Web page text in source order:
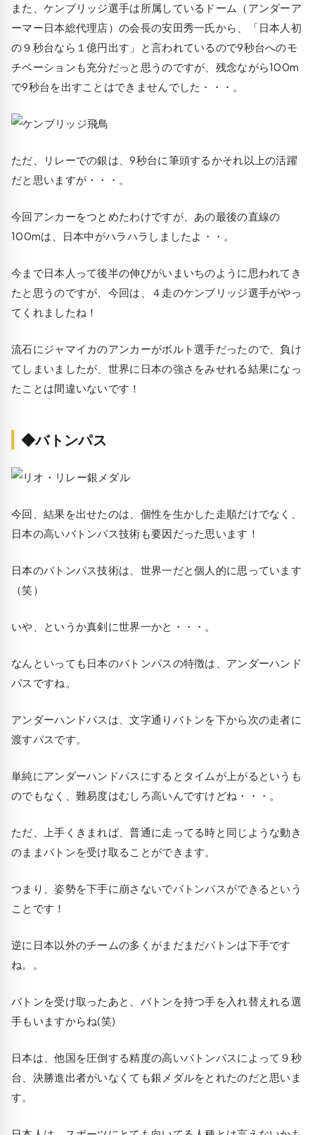
また、ケンブリッジ選手は所属しているドーム（アンダーア
ーマー日本総代理店）の会長の安田秀一氏から、「日本人初
の９秒台なら１億円出す」と言われているので9秒台へのモ
チベーションも充分だっと思うのですが、残念ながら100m
で9秒台を出すことはできませんでした・・・。
ただ、リレーでの銀は、9秒台に筆頭するかそれ以上の活躍
だと思いますが・・・。
今回アンカーをつとめたわけですが、あの最後の直線の
100mは、日本中がハラハラしましたよ・・。
今まで日本人って後半の伸びがいまいちのように思われてき
たと思うのですが、今回は、４走のケンブリッジ選手がやっ
てくれましたね！
流石にジャマイカのアンカーがボルト選手だったので、負け
てしまいましたが、世界に日本の強さをみせれる結果になっ
たことは間違いないです！
◆バトンパス
今回、結果を出せたのは、個性を生かした走順だけでなく、
日本の高いバトンパス技術も要因だった思います！
日本のバトンパス技術は、世界一だと個人的に思っています
（笑）
いや、というか真剣に世界一かと・・・。
なんといっても日本のバトンパスの特徴は、アンダーハンド
パスですね。
アンダーハンドパスは、文字通りバトンを下から次の走者に
渡すパスです。
単純にアンダーハンドパスにするとタイムが上がるというも
のでもなく、難易度はむしろ高いんですけどね・・・。
ただ、上手くきまれば、普通に走ってる時と同じような動き
のままバトンを受け取ることができます。
つまり、姿勢を下手に崩さないでバトンパスができるという
ことです！
逆に日本以外のチームの多くがまだまだバトンは下手です
ね。。
バトンを受け取ったあと、バトンを持つ手を入れ替えれる選
手もいますからね(笑)
日本は、他国を圧倒する精度の高いバトンパスによって９秒
台、決勝進出者がいなくても銀メダルをとれたのだと思いま
す。